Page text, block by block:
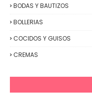
BODAS Y BAUTIZOS
BOLLERIAS
COCIDOS Y GUISOS
CREMAS